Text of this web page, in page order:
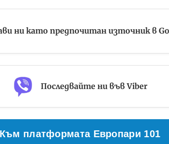
ни като предпочитан източник в
Последвайте ни във Viber
Към платформата Европари 101